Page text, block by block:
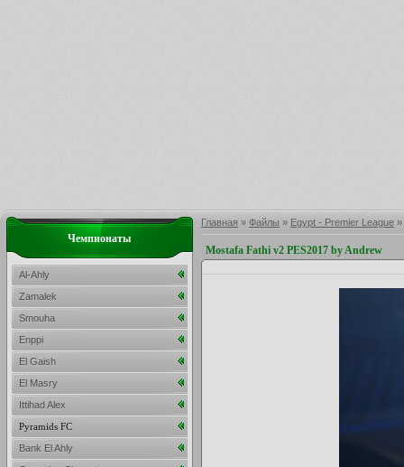
Главная » Файлы » Egypt - Premier League »
Mostafa Fathi v2 PES2017 by Andrew
Чемпионаты
Al-Ahly
Zamalek
Smouha
Enppi
El Gaish
El Masry
Ittihad Alex
Pyramids FC
Bank El Ahly